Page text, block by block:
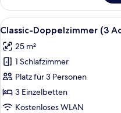
Doppelzimmer
zur
Einzelnutzung
Alle
Fotos
für
Classic-
Doppelzimmer
(3
Adults)
1
Classic-Doppelzimmer (3
25 m²
1 Schlafzimmer
Platz für 3 Personen
3 Einzelbetten
Kostenloses WLAN